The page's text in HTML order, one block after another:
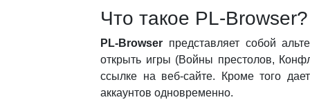
Что такое PL-Browser?
PL-Browser представляет собой
открыть игры (Войны престолов,
ссылке на веб-сайте. Кроме того
аккаунтов одновременно.